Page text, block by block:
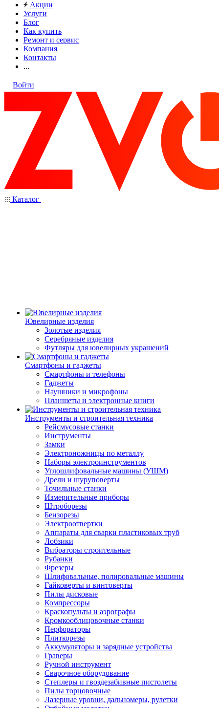
Акции
Услуги
Блог
Как купить
Ремонт и сервис
Компания
Контакты
...
Войти
Каталог
Ювелирные изделия
Золотые изделия
Серебряные изделия
Футляры для ювелирных украшений
Смартфоны и гаджеты
Смартфоны и телефоны
Гаджеты
Наушники и микрофоны
Планшеты и электронные книги
Инструменты и строительная техника
Рейсмусовые станки
Инструменты
Замки
Электроножницы по металлу
Наборы электроинструментов
Углошлифовальные машины (УШМ)
Дрели и шуруповерты
Точильные станки
Измерительные приборы
Штроборезы
Бензорезы
Электроотвертки
Аппараты для сварки пластиковых труб
Лобзики
Вибраторы строительные
Рубанки
Фрезеры
Шлифовальные, полировальные машины
Гайковерты и винтоверты
Пилы дисковые
Компрессоры
Краскопульты и аэрографы
Кромкооблицовочные станки
Перфораторы
Плиткорезы
Аккумуляторы и зарядные устройства
Граверы
Ручной инструмент
Сварочное оборудование
Степлеры и гвоздезабивные пистолеты
Пилы торцовочные
Лазерные уровни, дальномеры, рулетки